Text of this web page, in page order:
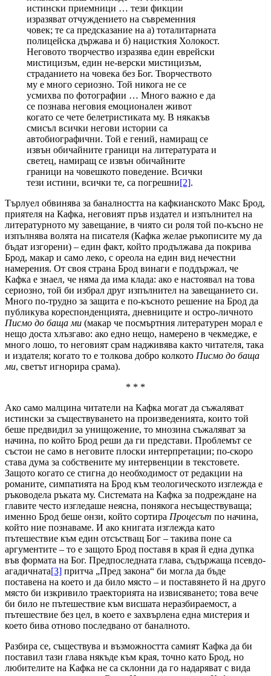
истински приемници … тези фикции
изразяват отчуждението на съвременния
човек; те са предсказание на а) тоталитарната
полицейска държава и б) нацисткия Холокост.
Неговото творчество изразява един еврейски
мистицизъм, един не-верски мистицизъм,
страданието на човека без Бог. Творчеството
му е много сериозно. Той никога не се
усмихва по фотографии … Много важно е да
се познава неговия емоционален живот
когато се чете белетристиката му. В някакъв
смисъл всички негови истории са
автобиографични. Той е гений, намиращ се
извън обичайните граници на литературата и
светец, намиращ се извън обичайните
граници на човешкото поведение. Всички
тези истини, всички те, са погрешни[2].
Търлуел обвинява за баналността на кафкианското Макс Брод,
приятеля на Кафка, неговият пръв издател и изпълнител на
литературното му завещание, в чиято си роля той по-късно не
изпълнява волята на писателя (Кафка желае ръкописите му да
бъдат изгорени) – един факт, който продължава да покрива
Брод, макар и само леко, с ореола на един вид нечестни
намерения. От своя страна Брод винаги е поддържал, че
Кафка е знаел, че няма да има клада: ако е настоявал на това
сериозно, той би избрал друг изпълнител на завещанието си.
Много по-трудно за защита е по-късното решение на Брод да
публикува кореспонденцията, дневниците и остро-личното
Писмо до баща ми (макар че посмъртния литературен морал е
нещо доста хлъзгаво: ако едно нещо, намерено в чекмедже, е
много лошо, то неговият срам надживява както читателя, така
и издателя; когато то е толкова добро колкото Писмо до баща
ми, светът игнорира срама).
* * *
Ако само малцина читатели на Кафка могат да съжаляват
истински за съществуването на произведенията, които той
беше предвидил за унищожение, то мнозина съжаляват за
начина, по който Брод реши да ги представи. Проблемът се
състои не само в неговите плоски интерпретации; по-скоро
става дума за собствените му интервенции в текстовете.
Защото когато се стигна до необходимост от редакции на
романите, симпатията на Брод към теологическото изглежда е
ръководела ръката му. Системата на Кафка за подреждане на
главите често изгледаше неясна, понякога несъществуваща;
именно Брод беше онзи, който сортира Процесът по начина,
който ние познаваме. И ако книгата изглежда като
пътешествие към един отсъстващ Бог – такива поне са
аргументите – то е защото Брод поставя в края й една дупка
във формата на Бог. Предпоследната глава, съдържаща псевдо-
агадичната[3] притча „Пред закона“ би могла да бъде
поставена на което и да било място – и поставянето й на друго
място би изкривило траекторията на извисяването; това вече
би било не пътешествие към висшата неразбираемост, а
пътешествие без цел, в което е захвърлена една мистерия и
което бива отново последвано от баналното.
Разбира се, съществува и възможността самият Кафка да би
поставил тази глава някъде към края, точно като Брод, но
любителите на Кафка не са склонни да го надаряват с вида